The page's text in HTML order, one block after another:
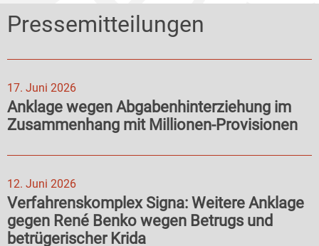
Pressemitteilungen
17. Juni 2026
Anklage wegen Abgabenhinterziehung im
Zusammenhang mit Millionen-Provisionen
12. Juni 2026
Verfahrenskomplex Signa: Weitere Anklage
gegen René Benko wegen Betrugs und
betrügerischer Krida